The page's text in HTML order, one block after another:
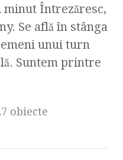
minut Întrezăresc,
Se află în stânga
unui turn
Suntem printre
obiecte